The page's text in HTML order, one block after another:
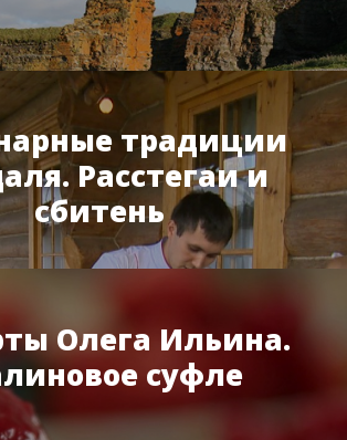
традиции
Расстегаи и
сбитень
Олега Ильина.
суфле